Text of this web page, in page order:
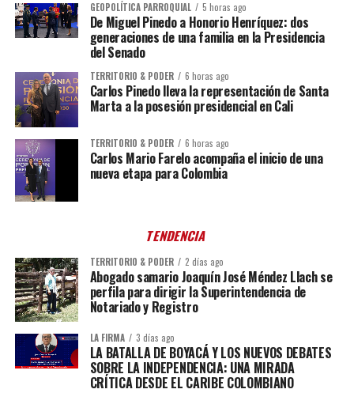
GEOPOLÍTICA PARROQUIAL 5 horas ago
De Miguel Pinedo a Honorio Henríquez: dos
generaciones de una familia en la Presidencia
del Senado
TERRITORIO & PODER 6 horas ago
Carlos Pinedo lleva la representación de Santa
Marta a la posesión presidencial en Cali
TERRITORIO & PODER 6 horas ago
Carlos Mario Farelo acompaña el inicio de una
nueva etapa para Colombia
TENDENCIA
TERRITORIO & PODER 2 días ago
Abogado samario Joaquín José Méndez Llach se
perfila para dirigir la Superintendencia de
Notariado y Registro
LA FIRMA 3 días ago
LA BATALLA DE BOYACÁ Y LOS NUEVOS DEBATES
SOBRE LA INDEPENDENCIA: UNA MIRADA
CRÍTICA DESDE EL CARIBE COLOMBIANO